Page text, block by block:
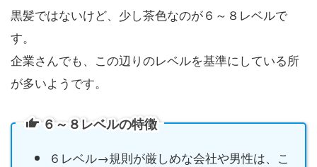
黒髪ではないけど、少し茶色なのが６～８レベルで
す。
企業さんでも、この辺りのレベルを基準にしている所
が多いようです。
６～８レベルの特徴
６レベル→規則が厳しめな会社や男性は、こ